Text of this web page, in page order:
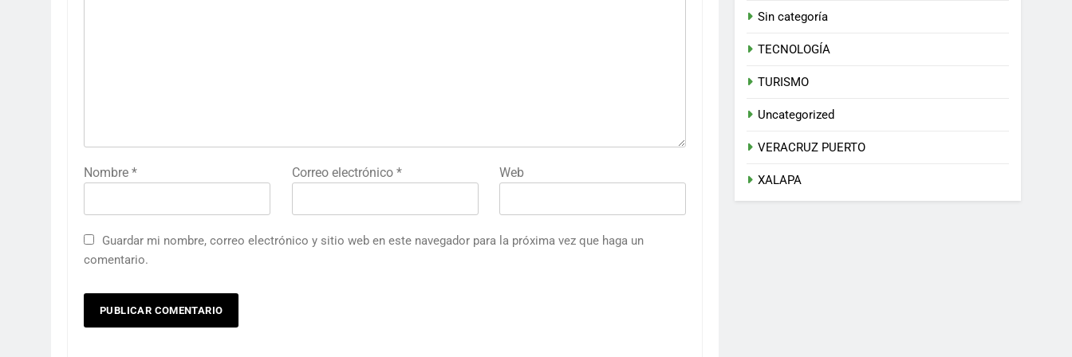
Nombre * Correo electrónico * Web
Guardar mi nombre, correo electrónico y sitio web en este navegador para la próxima vez que haga un
comentario.
Sin categoría
TECNOLOGÍA
TURISMO
Uncategorized
VERACRUZ PUERTO
XALAPA